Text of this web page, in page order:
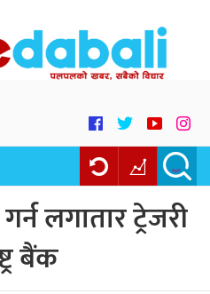
लगातार ट्रेजरी
बैंक